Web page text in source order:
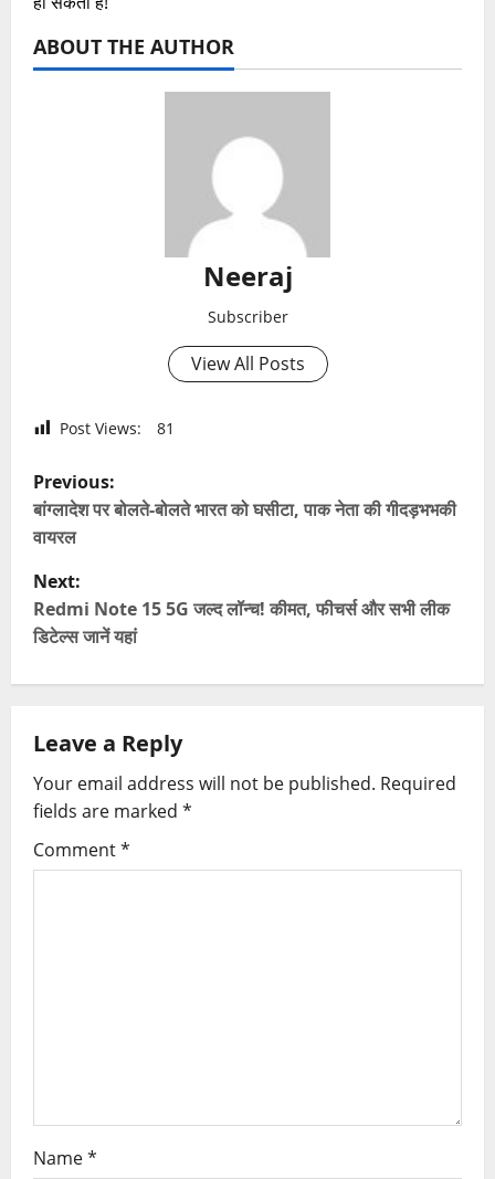
ABOUT THE AUTHOR
Neeraj
Subscriber
View All Posts
Post Views: 81
P
o
s
t
v
i
g
Previous:
बांग्लादेश पर बोलते-बोलते भारत को घसीटा, पाक नेता की गीदड़भभकी
वायरल
Next:
Redmi Note 15 5G जल्द लॉन्च! कीमत, फीचर्स और सभी लीक
डिटेल्स जानें यहां
Leave a Reply
Your email address will not be published. Required
fields are marked *
Comment*
Name*